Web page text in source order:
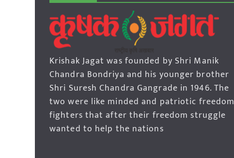
Krishak Jagat was founded by Shri Manik
Chandra Bondriya and his younger brother
Shri Suresh Chandra Gangrade in 1946. The
two were like minded and patriotic freedom
fighters that after their freedom struggle
wanted to help the nations